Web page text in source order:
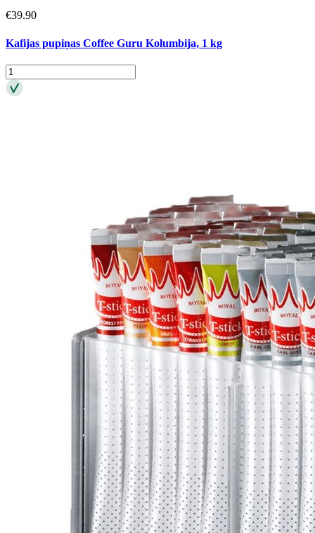
€39.90
Kafijas pupiņas Coffee Guru Kolumbija, 1 kg